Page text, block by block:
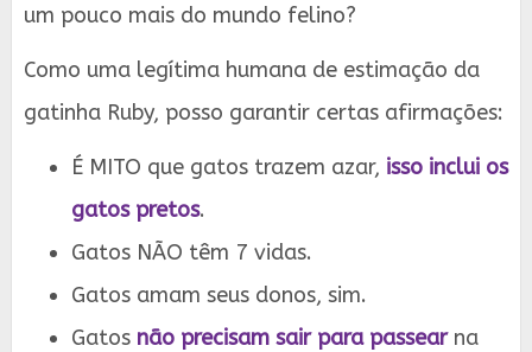
um pouco mais do mundo felino?
Como uma legítima humana de estimação da
gatinha Ruby, posso garantir certas afirmações:
É MITO que gatos trazem azar, isso inclui os
gatos pretos.
Gatos NÃO têm 7 vidas.
Gatos amam seus donos, sim.
Gatos não precisam sair para passearna